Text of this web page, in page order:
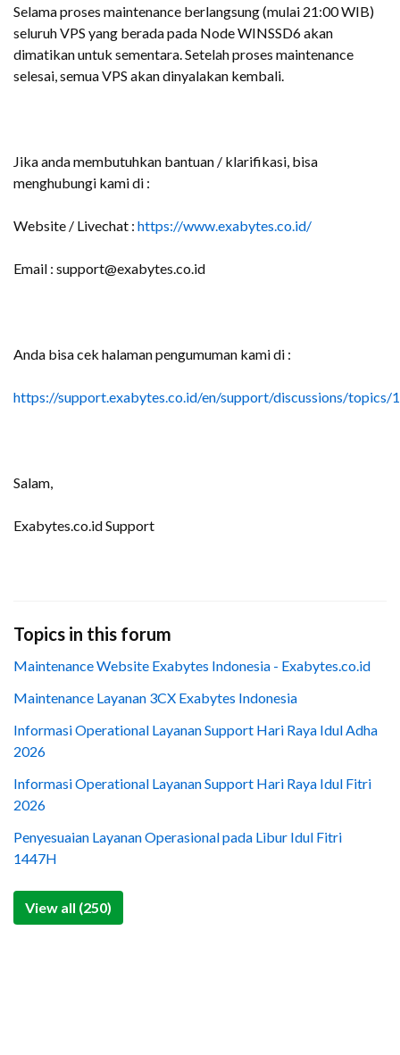
Selama proses maintenance berlangsung (mulai 21:00 WIB)
seluruh VPS yang berada pada Node WINSSD6 akan
dimatikan untuk sementara. Setelah proses maintenance
selesai, semua VPS akan dinyalakan kembali.
Jika anda membutuhkan bantuan / klarifikasi, bisa
menghubungi kami di :
Website / Livechat : https://www.exabytes.co.id/
Email : support@exabytes.co.id
Anda bisa cek halaman pengumuman kami di :
https://support.exabytes.co.id/en/support/discussions/topics/
Salam,
Exabytes.co.id Support
Topics in this forum
Maintenance Website Exabytes Indonesia - Exabytes.co.id
Maintenance Layanan 3CX Exabytes Indonesia
Informasi Operational Layanan Support Hari Raya Idul Adha
2026
Informasi Operational Layanan Support Hari Raya Idul Fitri
2026
Penyesuaian Layanan Operasional pada Libur Idul Fitri
1447H
View all (250)